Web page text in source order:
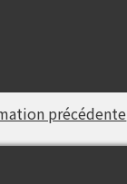
précédente